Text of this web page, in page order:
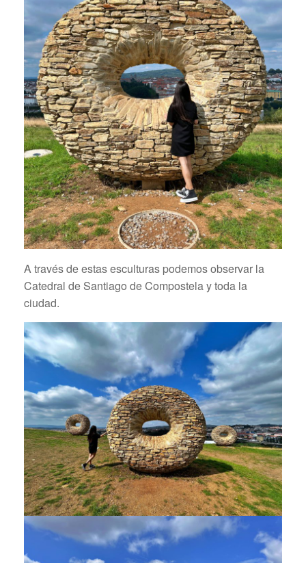
A través de estas esculturas podemos observar la
Catedral de Santiago de Compostela y toda la
ciudad.